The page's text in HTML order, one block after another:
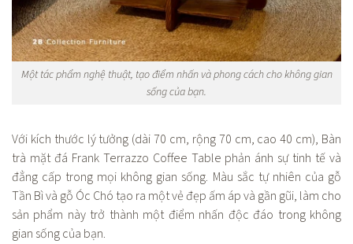
Một tác phẩm nghệ thuật, tạo điểm nhấn và phong cách cho không gian
sống của bạn.
Với kích thước lý tưởng (dài 70 cm, rộng 70 cm, cao 40 cm), Bàn
trà mặt đá Frank Terrazzo Coffee Table phản ánh sự tinh tế và
đẳng cấp trong mọi không gian sống. Màu sắc tự nhiên của gỗ
Tần Bì và gỗ Óc Chó tạo ra một vẻ đẹp ấm áp và gần gũi, làm cho
sản phẩm này trở thành một điểm nhấn độc đáo trong không
gian sống của bạn.